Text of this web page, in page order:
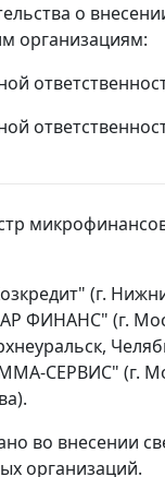
о
организациям:
(г.
ФИНАНС" (г.
СЕРВИС" (г.
во внесении
организаций.